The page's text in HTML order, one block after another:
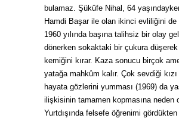
bulamaz. Şükûfe Nihal, 64
Hamdi Başar ile olan ikinci evliliğini de
1960 yılında başına talihsiz bir olay
dönerken sokaktaki bir çukura
kemiğini kırar. Kaza sonucu birçok
yatağa mahkûm kalır. Çok sevdiği kızı
hayata gözlerini yumması (1969) da
ilişkisinin tamamen kopmasına neden
Yurtdışında felsefe öğrenimi